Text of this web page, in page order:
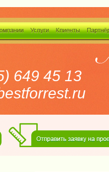
649 45 13